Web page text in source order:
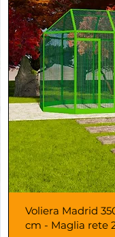
Voliera Madrid
cm - Maglia rete